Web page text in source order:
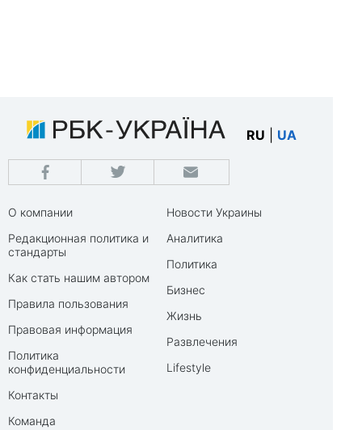
RU UA
О компании
Редакционная политика и
стандарты
Как стать нашим автором
Правила пользования
Правовая информация
Политика
конфиденциальности
Контакты
Команда
Новости Украины
Аналитика
Политика
Бизнес
Жизнь
Развлечения
Lifestyle